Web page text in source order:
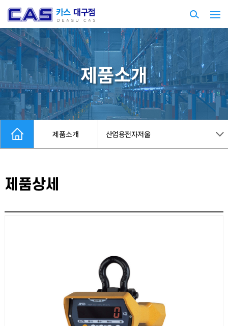
제품소개
제품소개 산업용전자저울
제품상세